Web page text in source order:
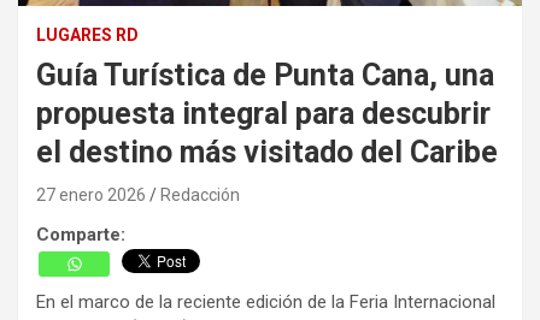
LUGARES RD
Guía Turística de Punta Cana, una
propuesta integral para descubrir
el destino más visitado del Caribe
27 enero 2026 Redacción
Comparte:
En el marco de la reciente edición de la Feria Internacional